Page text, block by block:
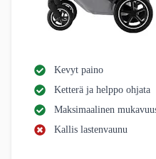
Kevyt paino
Ketterä ja helppo ohjata
Maksimaalinen
Kallis lastenvaunu